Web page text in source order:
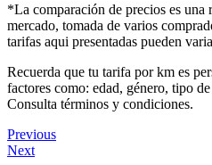
*La comparación de precios es una
mercado, tomada de varios
tarifas aqui presentadas pueden
Recuerda que tu tarifa por km es
factores como: edad, género, tipo
Consulta términos y condiciones.
Previous
Next